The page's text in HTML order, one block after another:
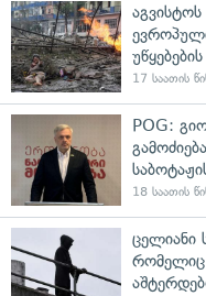
17 საათის
POG:
18 საათის
ცელიანი
რომელიც